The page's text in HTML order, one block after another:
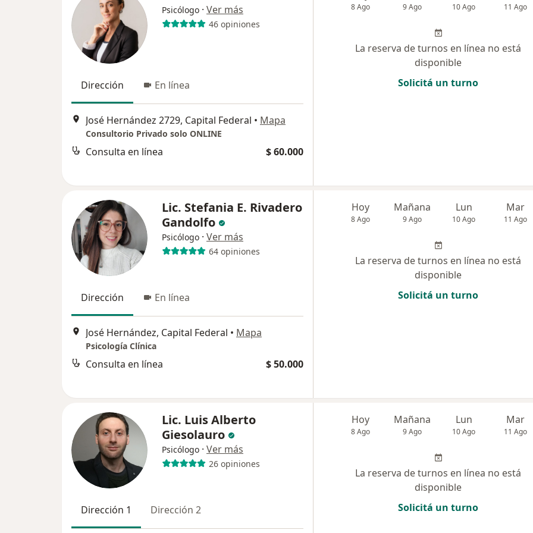
Psicólogo · Ver más
46 opiniones
Dirección En línea
José Hernández 2729, Capital Federal • Mapa
Consultorio Privado solo ONLINE
Consulta en línea $ 60.000
8 Ago 9 Ago 10 Ago 11 Ago
La reserva de turnos en línea no está
disponible
Solicitá un turno
Lic. Stefania E. Rivadero
Gandolfo
Psicólogo · Ver más
64 opiniones
Dirección En línea
José Hernández, Capital Federal • Mapa
Psicología Clínica
Consulta en línea $ 50.000
Hoy
8 Ago
Mañana
9 Ago
Lun
10 Ago
Mar
11 Ago
La reserva de turnos en línea no está
disponible
Solicitá un turno
Lic. Luis Alberto
Giesolauro
Psicólogo · Ver más
26 opiniones
Dirección 1 Dirección 2
Hoy
8 Ago
Mañana
9 Ago
Lun
10 Ago
Mar
11 Ago
La reserva de turnos en línea no está
disponible
Solicitá un turno